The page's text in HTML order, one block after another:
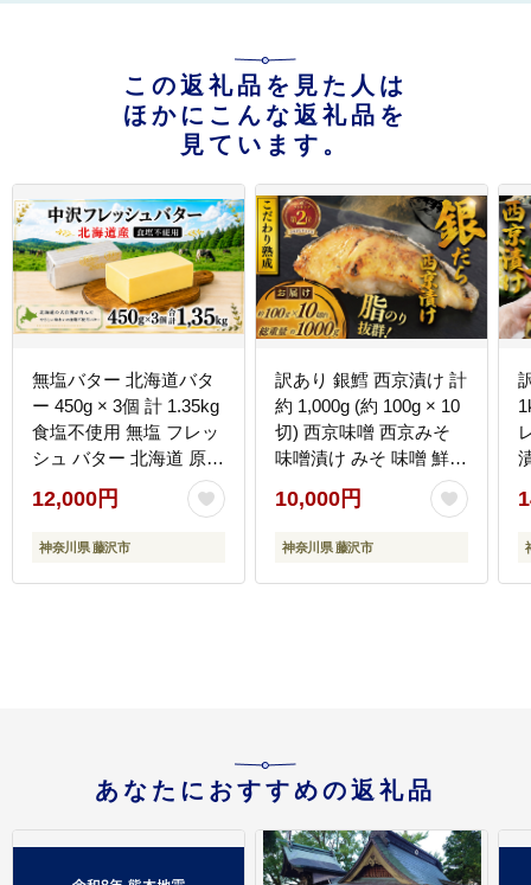
この返礼品を見た人は
ほかにこんな返礼品を
見ています。
無塩バター 北海道バタ
ー 450g × 3個 計 1.35kg
食塩不使用 無塩 フレッ
シュ バター 北海道 原乳
パン 洋食 料理 お菓子
国産バター 生乳 ミルク
お菓子作り 朝食 ぱん 湘
調理バター BUTTER
12,000円
神奈川県 藤沢市
訳あり 銀鱈 西京漬け 計
約 1,000g (約 100g × 10
切) 西京味噌 西京みそ
味噌漬け みそ 味噌 鮮魚
魚介 銀だら 銀ダラ ギン
ダラ ぎんだら 鱈 タラ
魚 西京焼き 西京漬 西京
け魚 漬魚 新鮮 小分け
10,000円
神奈川県 藤沢市
あなたにおすすめの返礼品